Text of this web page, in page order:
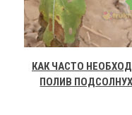
КАК ЧАСТО
ПОЛИВ